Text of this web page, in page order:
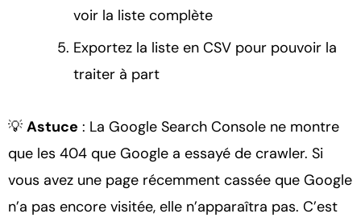
voir la liste complète
Exportez la liste en CSV pour pouvoir la
traiter à part
💡 Astuce : La Google Search Console ne montre
que les 404 que Google a essayé de crawler. Si
vous avez une page récemment cassée que Google
n’a pas encore visitée, elle n’apparaîtra pas. C’est